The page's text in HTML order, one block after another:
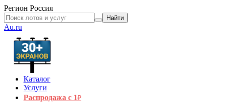
Регион Россия
Найти
Au.ru
Каталог
Услуги
Распродажа с 1₽